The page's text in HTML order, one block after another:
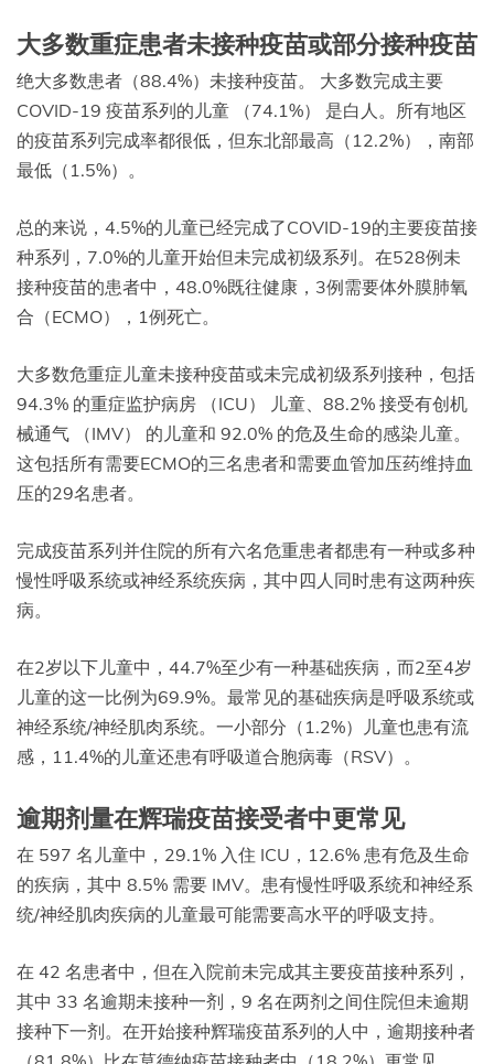
大多数重症患者未接种疫苗或部分接种疫苗
绝大多数患者（88.4%）未接种疫苗。 大多数完成主要
COVID-19 疫苗系列的儿童 （74.1%） 是白人。所有地区
的疫苗系列完成率都很低，但东北部最高（12.2%），南部
最低（1.5%）。
总的来说，4.5%的儿童已经完成了COVID-19的主要疫苗接
种系列，7.0%的儿童开始但未完成初级系列。在528例未
接种疫苗的患者中，48.0%既往健康，3例需要体外膜肺氧
合（ECMO），1例死亡。
大多数危重症儿童未接种疫苗或未完成初级系列接种，包括
94.3% 的重症监护病房 （ICU） 儿童、88.2% 接受有创机
械通气 （IMV） 的儿童和 92.0% 的危及生命的感染儿童。
这包括所有需要ECMO的三名患者和需要血管加压药维持血
压的29名患者。
完成疫苗系列并住院的所有六名危重患者都患有一种或多种
慢性呼吸系统或神经系统疾病，其中四人同时患有这两种疾
病。
在2岁以下儿童中，44.7%至少有一种基础疾病，而2至4岁
儿童的这一比例为69.9%。最常见的基础疾病是呼吸系统或
神经系统/神经肌肉系统。一小部分（1.2%）儿童也患有流
感，11.4%的儿童还患有呼吸道合胞病毒（RSV）。
逾期剂量在辉瑞疫苗接受者中更常见
在 597 名儿童中，29.1% 入住 ICU，12.6% 患有危及生命
的疾病，其中 8.5% 需要 IMV。患有慢性呼吸系统和神经系
统/神经肌肉疾病的儿童最可能需要高水平的呼吸支持。
在 42 名患者中，但在入院前未完成其主要疫苗接种系列，
其中 33 名逾期未接种一剂，9 名在两剂之间住院但未逾期
接种下一剂。在开始接种辉瑞疫苗系列的人中，逾期接种者